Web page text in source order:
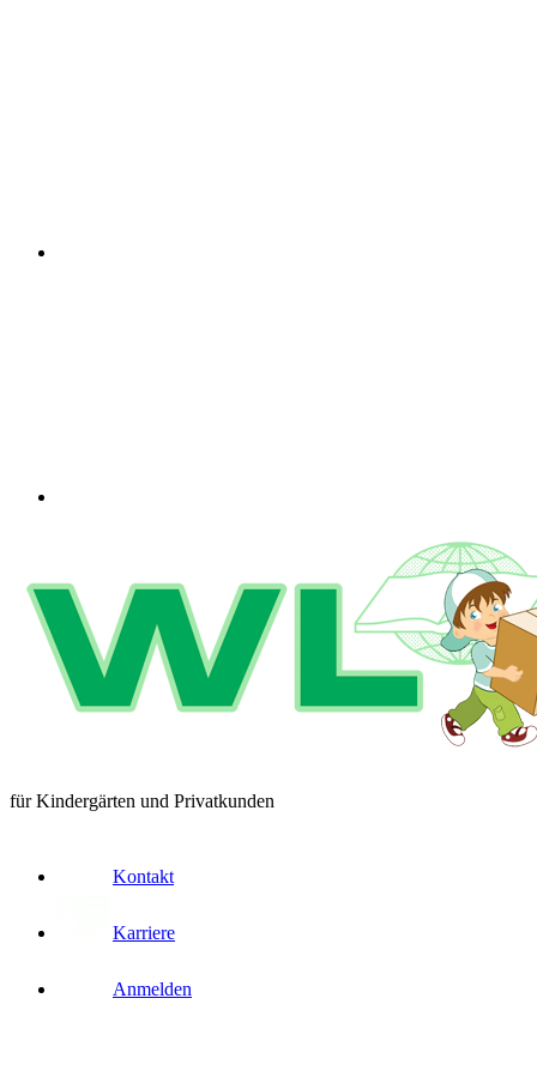
für Kindergärten und Privatkunden
Kontakt
Karriere
Anmelden